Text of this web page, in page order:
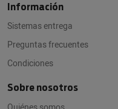
Información
Sistemas entrega
Preguntas frecuentes
Condiciones
Sobre nosotros